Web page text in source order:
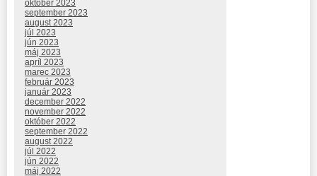
október 2023
september 2023
august 2023
júl 2023
jún 2023
máj 2023
apríl 2023
marec 2023
február 2023
január 2023
december 2022
november 2022
október 2022
september 2022
august 2022
júl 2022
jún 2022
máj 2022